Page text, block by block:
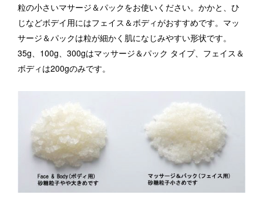
粒の小さいマサージ＆パックをお使いください。 かかと、ひ
じなどボデイ用にはフェイス＆ボディがおすすめです。 マッ
サージ＆パックは粒が細かく肌になじみやすい形状です。
35g、100g、300gはマッサージ＆パック タイプ、フェイス＆
ボディは200gのみです。